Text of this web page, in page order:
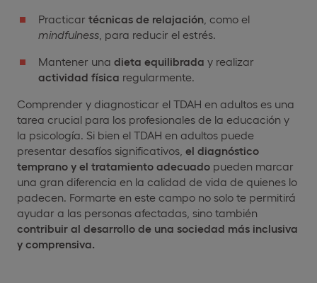
Practicar técnicas de relajación , como el
mindfulness , para reducir el estrés.
Mantener una dieta equilibrada y realizar
actividad física regularmente.
Comprender y diagnosticar el TDAH en adultos es una
tarea crucial para los profesionales de la educación y
la psicología. Si bien el TDAH en adultos puede
presentar desafíos significativos, el diagnóstico
temprano y el tratamiento adecuado pueden marcar
una gran diferencia en la calidad de vida de quienes lo
padecen. Formarte en este campo no solo te permitirá
ayudar a las personas afectadas, sino también
contribuir al desarrollo de una sociedad más inclusiva
y comprensiva.